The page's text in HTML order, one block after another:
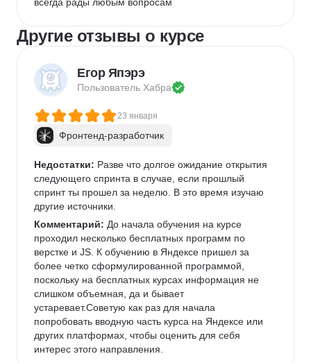
Другие отзывы о курсе
Егор Япэрэ
Пользователь Хабра
23 января
Фронтенд-разработчик
Недостатки: Разве что долгое ожидание открытия
следующего спринта в случае, если прошлый
спринт ты прошел за неделю. В это время изучаю
другие источники.
Комментарий: До начала обучения на курсе
проходил несколько бесплатных программ по
верстке и JS. К обучению в Яндексе пришел за
более четко сформулированной программой,
поскольку на бесплатных курсах информация не
слишком объемная, да и бывает
устаревает.Советую как раз для начала
попробовать вводную часть курса на Яндексе или
других платформах, чтобы оценить для себя
интерес этого направления.